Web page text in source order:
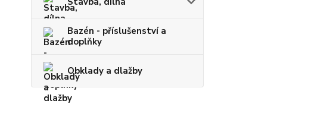
Bazén - příslušenství a
doplňky
Obklady a dlažby